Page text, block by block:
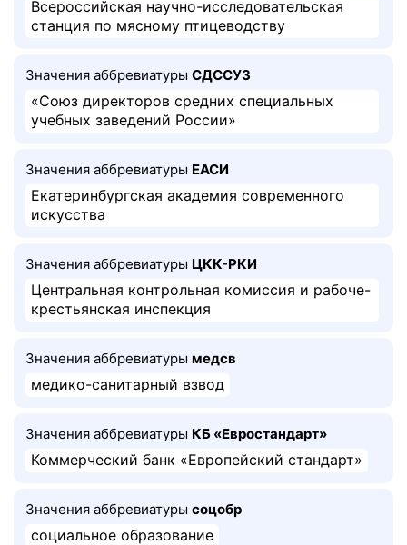
Всероссийская научно-исследовательская
станция по мясному птицеводству
Значения аббревиатуры СДССУЗ
«Союз директоров средних специальных
учебных заведений России»
Значения аббревиатуры ЕАСИ
Екатеринбургская академия современного
искусства
Значения аббревиатуры ЦКК-РКИ
Центральная контрольная комиссия и рабоче-
крестьянская инспекция
Значения аббревиатуры медсв
медико-санитарный взвод
Значения аббревиатуры КБ «Евростандарт»
Коммерческий банк «Европейский стандарт»
Значения аббревиатуры соцобр
социальное образование